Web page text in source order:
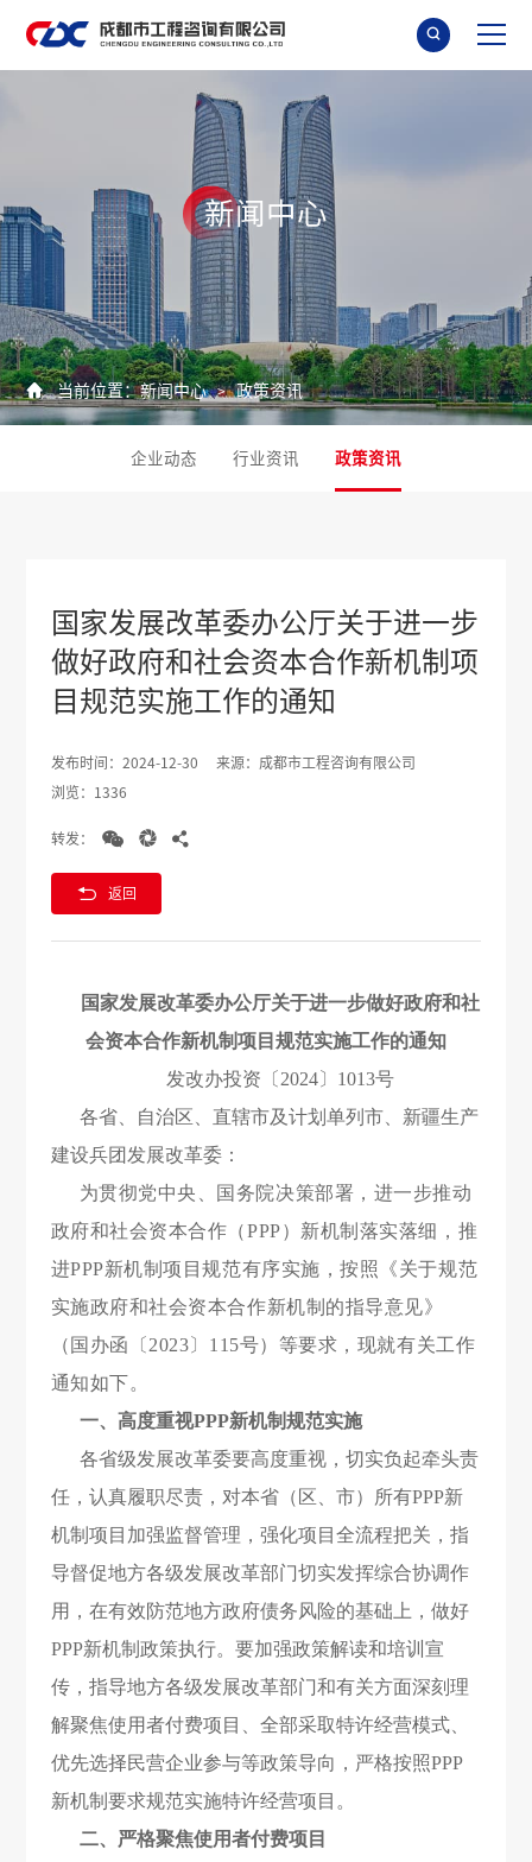

新闻 中心
 当前位置：新闻中心 > 政策资讯
企业动态 行业资讯 政策资讯
国家发展改革委办公厅关于进一步
做好政府和社会资本合作新机制项
目规范实施工作的通知
发布时间：2024-12-30 来源：成都市工程咨询有限公司
浏览：1336
转发：   
 返回
国家发展改革委办公厅关于进一步做好政府和社
会资本合作新机制项目规范实施工作的通知
发改办投资〔2024〕1013号
各省、自治区、直辖市及计划单列市、新疆生产
建设兵团发展改革委：
为贯彻党中央、国务院决策部署，进一步推动
政府和社会资本合作（PPP）新机制落实落细，推
进PPP新机制项目规范有序实施，按照《关于规范
实施政府和社会资本合作新机制的指导意见》
（国办函〔2023〕115号）等要求，现就有关工作
通知如下。
一、高度重视PPP新机制规范实施
各省级发展改革委要高度重视，切实负起牵头责
任，认真履职尽责，对本省（区、市）所有PPP新
机制项目加强监督管理，强化项目全流程把关，指
导督促地方各级发展改革部门切实发挥综合协调作
用，在有效防范地方政府债务风险的基础上，做好
PPP新机制政策执行。要加强政策解读和培训宣
传，指导地方各级发展改革部门和有关方面深刻理
解聚焦使用者付费项目、全部采取特许经营模式、
优先选择民营企业参与等政策导向，严格按照PPP
新机制要求规范实施特许经营项目。
二、严格聚焦使用者付费项目